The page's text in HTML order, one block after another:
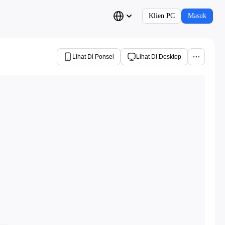
Klien PC Masuk
Lihat Di Ponsel Lihat Di Desktop